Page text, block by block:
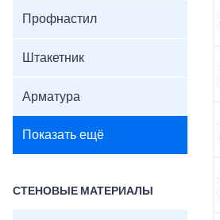
Профнастил
Штакетник
Арматура
Показать ещё
СТЕНОВЫЕ МАТЕРИАЛЫ